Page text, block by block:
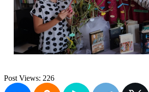
Post Views: 226